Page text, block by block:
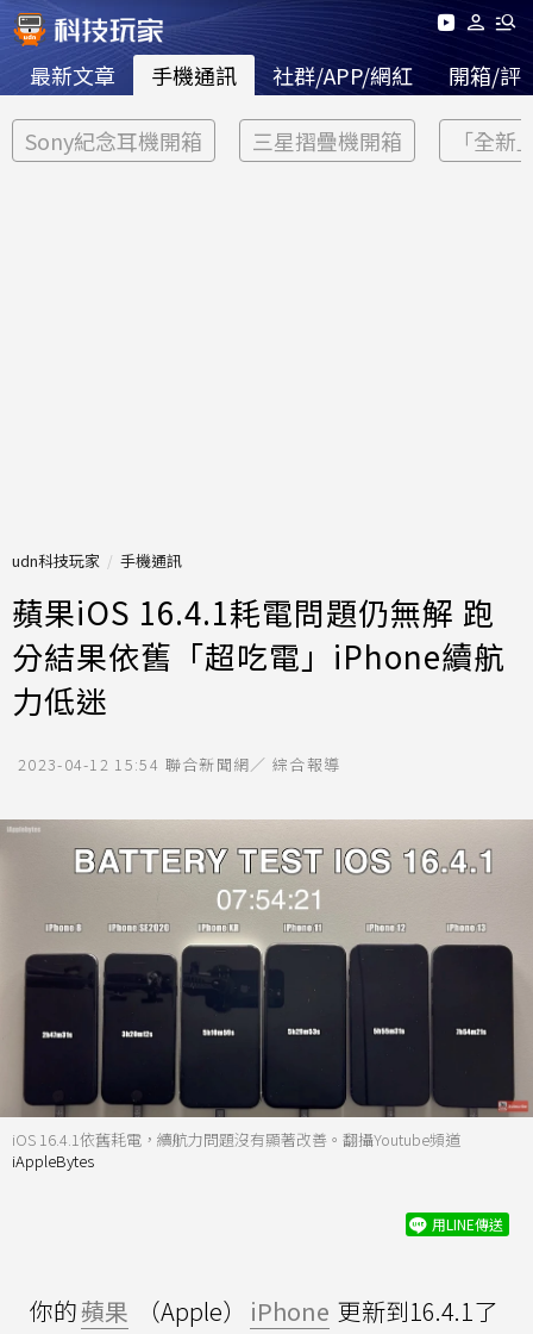
最新文章 手機通訊 社群/APP/網紅 開箱/評
Sony紀念耳機開箱 三星摺疊機開箱 「全新
udn科技玩家 手機通訊
蘋果iOS 16.4.1耗電問題仍無解 跑
分結果依舊「超吃電」iPhone續航
力低迷
2023-04-12 15:54 聯合新聞網／ 綜合報導
iOS 16.4.1依舊耗電，續航力問題沒有顯著改善。翻攝Youtube頻道
iAppleBytes
用LINE傳送
你的蘋果 （Apple） iPhone 更新到16.4.1了